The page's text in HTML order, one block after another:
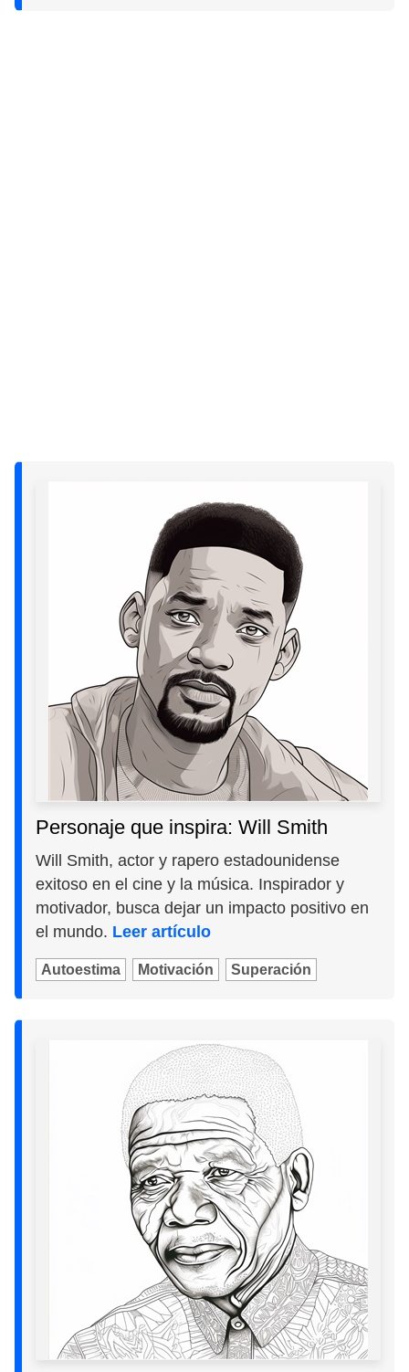
Personaje que inspira: Will Smith
Will Smith, actor y rapero estadounidense
exitoso en el cine y la música. Inspirador y
motivador, busca dejar un impacto positivo en
el mundo. Leer artículo
Autoestima Motivación Superación